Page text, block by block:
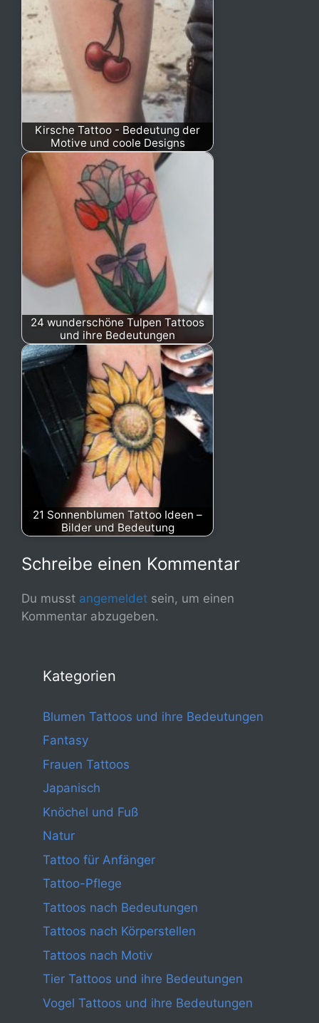
Kirsche Tattoo - Bedeutung der
Motive und coole Designs
24 wunderschöne Tulpen Tattoos
und ihre Bedeutungen
21 Sonnenblumen Tattoo Ideen –
Bilder und Bedeutung
Schreibe einen Kommentar
Du musst angemeldet sein, um einen
Kommentar abzugeben.
Kategorien
Blumen Tattoos und ihre Bedeutungen
Fantasy
Frauen Tattoos
Japanisch
Knöchel und Fuß
Natur
Tattoo für Anfänger
Tattoo-Pflege
Tattoos nach Bedeutungen
Tattoos nach Körperstellen
Tattoos nach Motiv
Tier Tattoos und ihre Bedeutungen
Vogel Tattoos und ihre Bedeutungen